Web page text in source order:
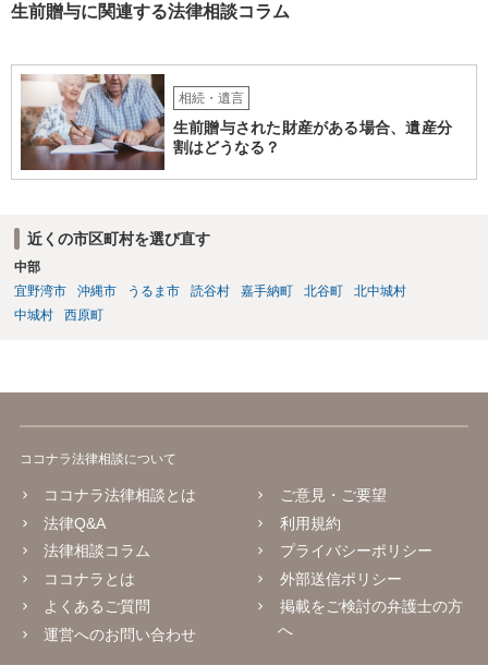
生前贈与に関連する法律相談コラム
相続・遺言
生前贈与された財産がある場合、遺産分
割はどうなる？
近くの市区町村を選び直す
中部
宜野湾市
沖縄市 うるま市 読谷村 嘉手納町 北谷町
北中城村
中城村
西原町
ココナラ法律相談について
ココナラ法律相談とは
法律Q&A
法律相談コラム
ココナラとは
よくあるご質問
運営へのお問い合わせ
ご意見・ご要望
利用規約
プライバシーポリシー
外部送信ポリシー
掲載をご検討の弁護士の方
へ